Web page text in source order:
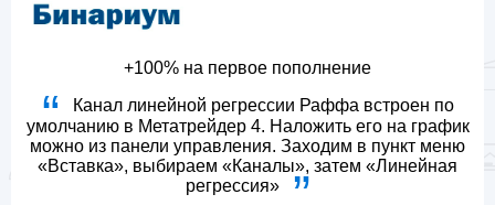
+100% на первое пополнение
Канал линейной регрессии Раффа встроен по
умолчанию в Метатрейдер 4. Наложить его на график
можно из панели управления. Заходим в пункт меню
«Вставка», выбираем «Каналы», затем «Линейная
регрессия»